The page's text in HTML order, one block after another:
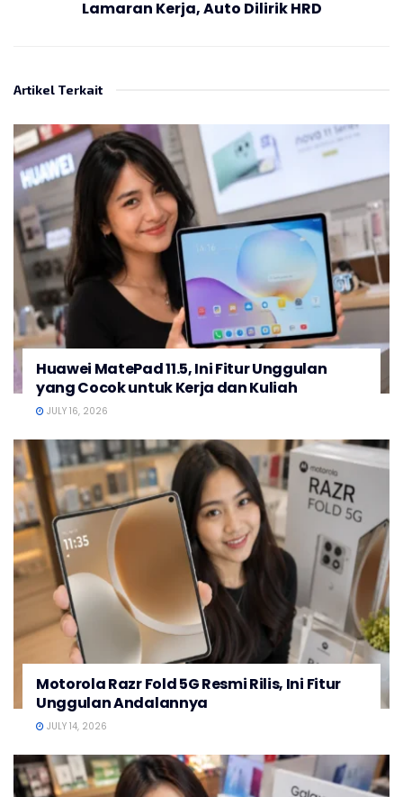
Lamaran Kerja, Auto Dilirik HRD
Artikel Terkait
Huawei MatePad 11.5, Ini Fitur Unggulan
yang Cocok untuk Kerja dan Kuliah
JULY 16, 2026
Motorola Razr Fold 5G Resmi Rilis, Ini Fitur
Unggulan Andalannya
JULY 14, 2026